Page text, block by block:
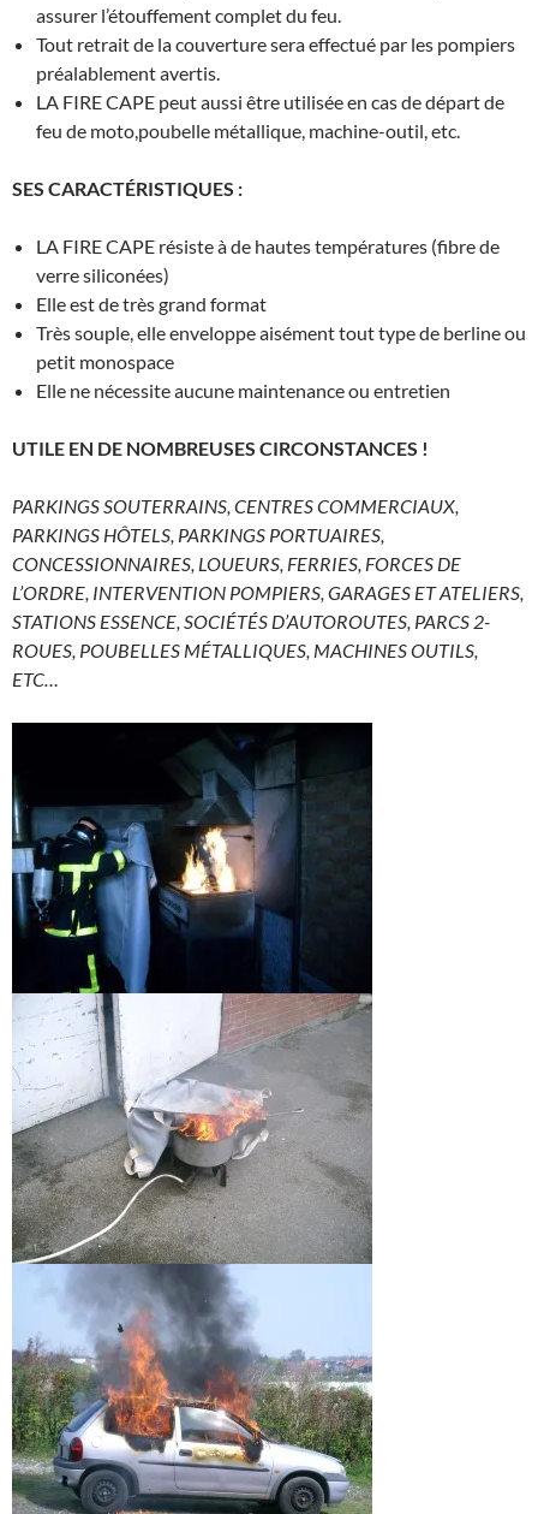
assurer l’étouffement complet du feu.
Tout retrait de la couverture sera effectué par les pompiers
préalablement avertis.
LA FIRE CAPE peut aussi être utilisée en cas de départ de
feu de moto,poubelle métallique, machine-outil, etc.
SES CARACTÉRISTIQUES :
LA FIRE CAPE résiste à de hautes températures (fibre de
verre siliconées)
Elle est de très grand format
Très souple, elle enveloppe aisément tout type de berline ou
petit monospace
Elle ne nécessite aucune maintenance ou entretien
UTILE EN DE NOMBREUSES CIRCONSTANCES !
PARKINGS SOUTERRAINS, CENTRES COMMERCIAUX,
PARKINGS HÔTELS, PARKINGS PORTUAIRES,
CONCESSIONNAIRES, LOUEURS, FERRIES, FORCES DE
L’ORDRE, INTERVENTION POMPIERS, GARAGES ET ATELIERS,
STATIONS ESSENCE, SOCIÉTÉS D’AUTOROUTES, PARCS 2-
ROUES, POUBELLES MÉTALLIQUES, MACHINES OUTILS,
ETC…